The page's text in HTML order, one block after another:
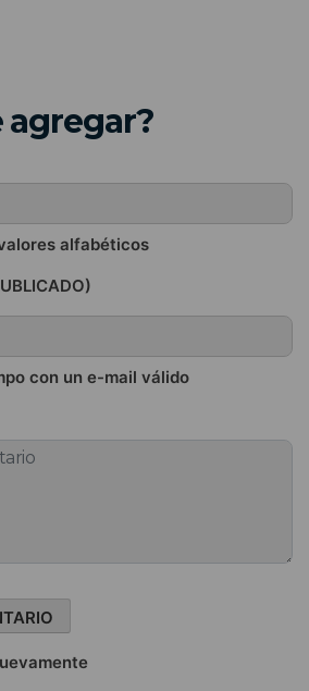
agregar?
alfabéticos
con un e-mail válido